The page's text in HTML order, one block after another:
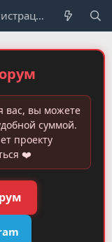
Регистрация
вас, вы можете
суммой.
проекту
❤️